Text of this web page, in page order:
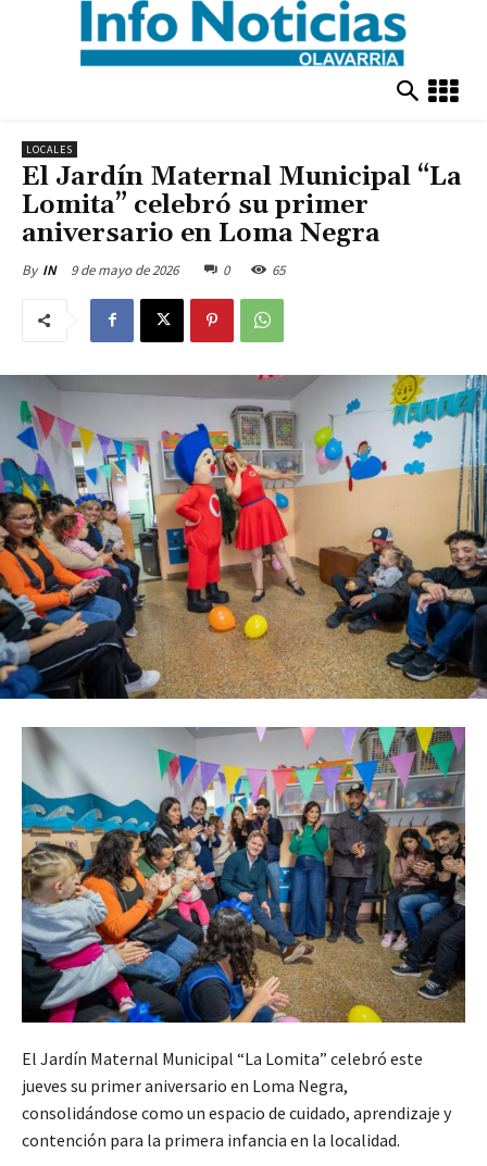
LOCALES
El Jardín Maternal Municipal “La
Lomita” celebró su primer
aniversario en Loma Negra
By IN 9 de mayo de 2026 0 65
El Jardín Maternal Municipal “La Lomita” celebró este
jueves su primer aniversario en Loma Negra,
consolidándose como un espacio de cuidado, aprendizaje y
contención para la primera infancia en la localidad.